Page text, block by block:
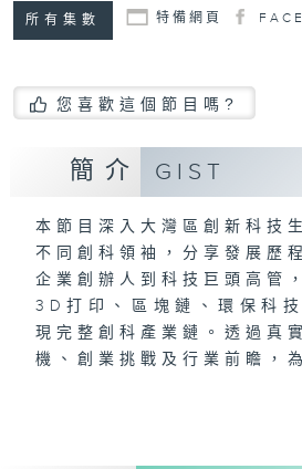
所有集數 特備網頁
您喜歡這個節目嗎?
簡介 GIST
本節目深入大灣區創新科技
不同創科領袖，分享發展歷
企業創辦人到科技巨頭高管
3D打印、區塊鏈、環保科
現完整創科產業鏈。透過真
機、創業挑戰及行業前瞻，